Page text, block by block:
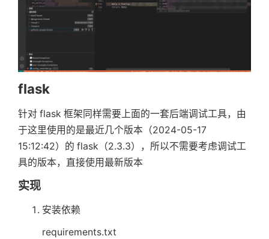
flask
针对 flask 框架同样需要上面的一套后端调试工具，由
于这里使用的是最近几个版本（2024-05-17
15:12:42）的 flask（2.3.3），所以不需要考虑调试工
具的版本，直接使用最新版本
实现
安装依赖
requirements.txt